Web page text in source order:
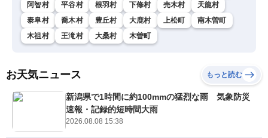
阿智村
平谷村 根羽村 下條村 売木村
天龍村
泰阜村
喬木村 豊丘村 大鹿村 上松町
南木曽町
木祖村
王滝村 大桑村 木曽町
お天気ニュース もっと読む
新潟県で1時間に約100mmの猛烈な雨 気象防災
速報・記録的短時間大雨
2026.08.08 15:38